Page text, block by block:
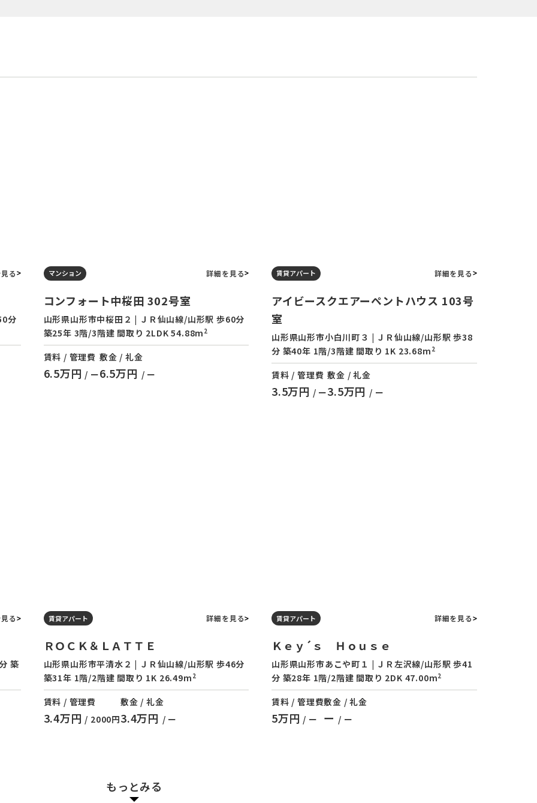
る
分
マンション 詳細を見る
コンフォート中桜田 302号室
山形県山形市中桜田２ | ＪＲ仙山線/山形駅 歩60分
築25年 3階/3階建 間取り 2LDK 54.88m 2
賃料 / 管理費
6.5万円 / ー
敷金 / 礼金
6.5万円 / ー
賃貸アパート 詳細を見る
アイビースクエアーペントハウス 103号
室
山形県山形市小白川町３ | ＪＲ仙山線/山形駅 歩38
分 築40年 1階/3階建 間取り 1K 23.68m 2
賃料 / 管理費
3.5万円 / ー
敷金 / 礼金
3.5万円 / ー
る
築
賃貸アパート 詳細を見る
ＲＯＣＫ＆ＬＡＴＴＥ
山形県山形市平清水２ | ＪＲ仙山線/山形駅 歩46分
築31年 1階/2階建 間取り 1K 26.49m 2
賃料 / 管理費
3.4万円 / 2000円
敷金 / 礼金
3.4万円 / ー
賃貸アパート 詳細を見る
Ｋｅｙ´ｓ Ｈｏｕｓｅ
山形県山形市あこや町１ | ＪＲ左沢線/山形駅 歩41
分 築28年 1階/2階建 間取り 2DK 47.00m2
賃料 / 管理費
5万円 / ー
敷金 / 礼金
ー / ー
もっとみる